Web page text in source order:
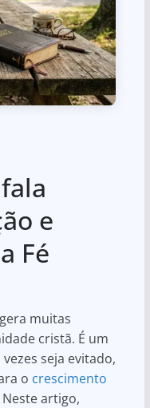
e
Fé
muitas
cristã. É um
seja evitado,
o crescimento
artigo,